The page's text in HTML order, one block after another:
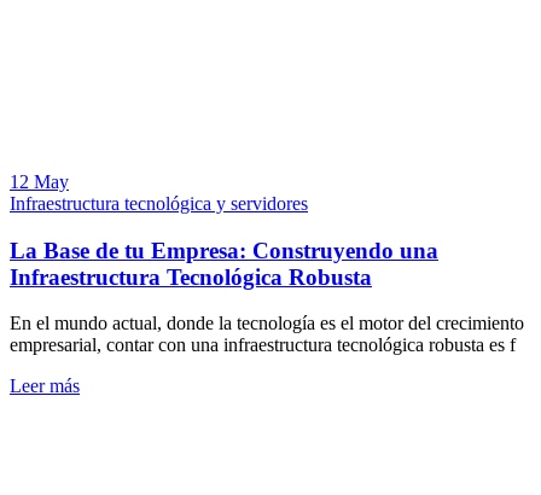
12 May
Infraestructura tecnológica y servidores
La Base de tu Empresa: Construyendo una
Infraestructura Tecnológica Robusta
En el mundo actual, donde la tecnología es el motor del crecimiento
empresarial, contar con una infraestructura tecnológica robusta es f
Leer más